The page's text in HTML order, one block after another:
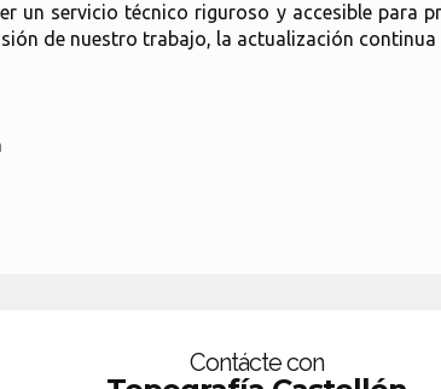
un servicio técnico riguroso y accesible para
de nuestro trabajo, la actualización
Contácte con